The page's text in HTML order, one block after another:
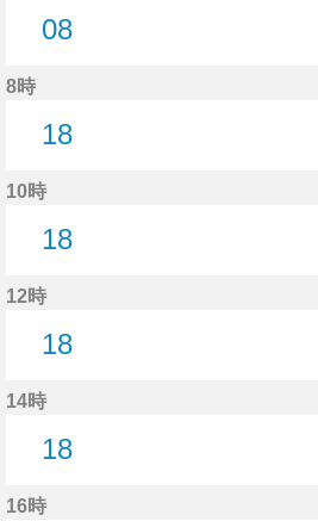
08
8時
18
10時
18
12時
18
14時
18
16時